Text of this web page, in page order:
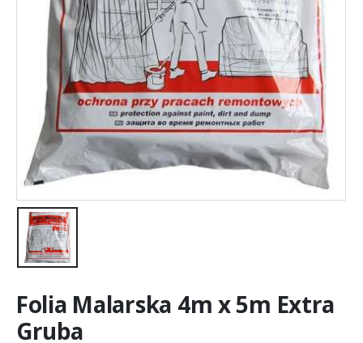
Folia Malarska 4m x 5m Extra
Gruba